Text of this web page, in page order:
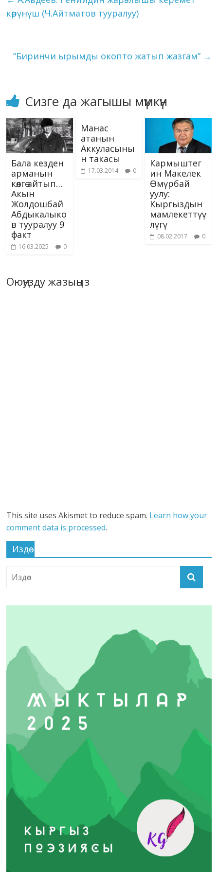
кошкон макаласын
жазып келди. Ал
o m n p g as
ki
Li
көрүнүш (Ч.Айтматов тууралуу)
“Биринчи ырымды окопто жатып жазгам” →
Сизге да жагышы мүмкүн
Бала кезден
арманын
көлгө айтып…
Акын
Жолдошбай
Абдыкалыко
в тууралуу 9
факт
16.03.2025 0
Манас
атанын
Аккуласыны
н такасы
17.03.2014 0
Кармыштег
ин Макелек
Өмүрбай
уулу:
Кыргыздын
мамлекеттүү
лүгү
08.02.2017 0
Оюңузду жазыңыз
This site uses Akismet to reduce spam. Learn how your
comment data is processed.
Издөө